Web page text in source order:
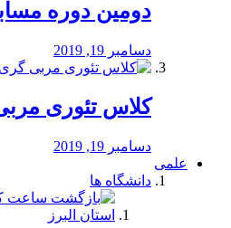
دومین دوره
دسامبر 19, 2019
کلاس تئوری مربی
دسامبر 19, 2019
علمی
دانشگاه ها